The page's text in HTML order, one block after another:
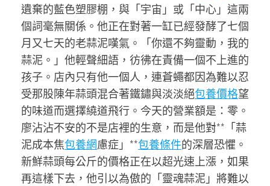
遺棄的藍色塑膠棚，與「宇宙」或「中心」這兩
個詞毫無關係。他正在對著一缸已經發酵了七個
月又七天的老蒜泥嘆氣。「你還不夠靈動，我的
蒜泥。」他輕聲細語，彷彿在責備一個不上進的
孩子。店內只有他一個人，連蒼蠅都因為難以忍
受那股陳年蒜頭混合著鐵鏽與淡淡絕包養價格望
的味道而選擇繞道飛行。今天的營業額是：零。
廖沾沾不安的不是店裡的生意，而是他對**「蒜
泥成本焦包養網慮症」**包養條件的深層恐懼。
新鮮蒜頭每公斤的價格正在以超光速上漲，如果
再這樣下去，他引以為傲的「靈魂蒜泥」將難以